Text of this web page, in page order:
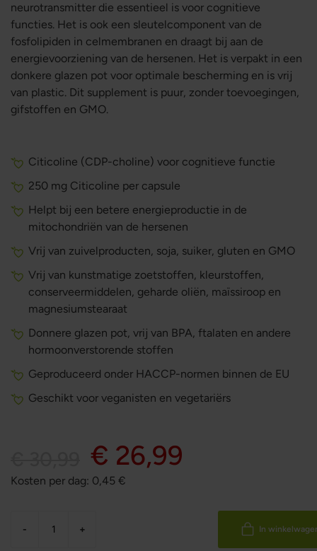
neurotransmitter die essentieel is voor cognitieve
functies. Het is ook een sleutelcomponent van de
fosfolipiden in celmembranen en draagt bij aan de
energievoorziening van de hersenen. Het is verpakt in een
donkere glazen pot voor optimale bescherming en is vrij
van plastic. Dit supplement is puur, zonder toevoegingen,
gifstoffen en GMO.
Citicoline (CDP-choline) voor cognitieve functie
250 mg Citicoline per capsule
Helpt bij een betere energieproductie in de
mitochondriën van de hersenen
Vrij van zuivelproducten, soja, suiker, gluten en GMO
Vrij van kunstmatige zoetstoffen, kleurstoffen,
conserveermiddelen, geharde oliën, maïssiroop en
magnesiumstearaat
Donnere glazen pot, vrij van BPA, ftalaten en andere
hormoonverstorende stoffen
Geproduceerd onder HACCP-normen binnen de EU
Geschikt voor veganisten en vegetariërs
€ 26,99
Kosten per dag: 0,45 €
- + In